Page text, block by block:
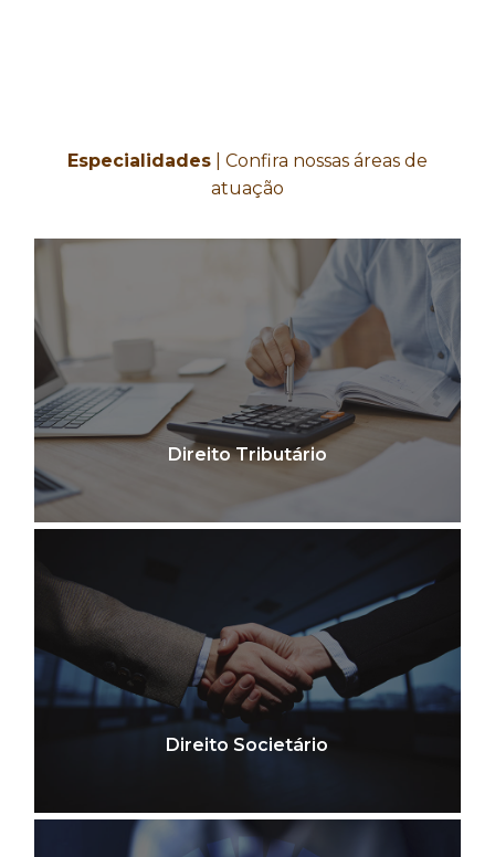
Especialidades | Confira nossas áreas de
atuação
Direito Tributário
Direito Societário